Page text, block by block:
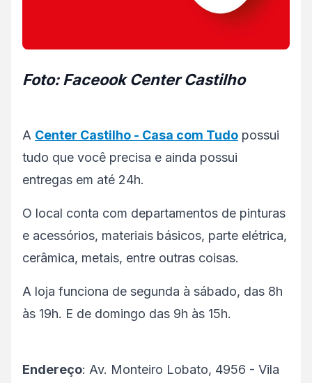
Foto: Faceook Center Castilho
A Center Castilho - Casa com Tudo possui
tudo que você precisa e ainda possui
entregas em até 24h.
O local conta com departamentos de pinturas
e acessórios, materiais básicos, parte elétrica,
cerâmica, metais, entre outras coisas.
A loja funciona de segunda à sábado, das 8h
às 19h. E de domingo das 9h às 15h.
Endereço: Av. Monteiro Lobato, 4956 - Vila